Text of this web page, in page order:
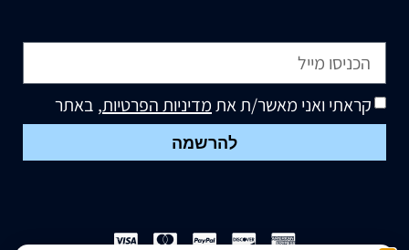
קראתי ואני מאשר/ת אתמדיניות הפרטיות, באתר
להרשמה